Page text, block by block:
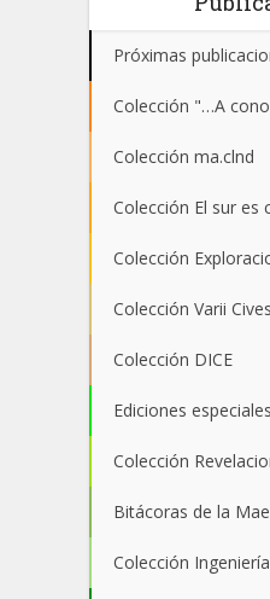
Próximas
Colección "…A
Colección ma.clnd
Colección El sur es
Colección
Colección Varii Cives
Colección DICE
Ediciones especiales
Colección
Bitácoras de la
Colección